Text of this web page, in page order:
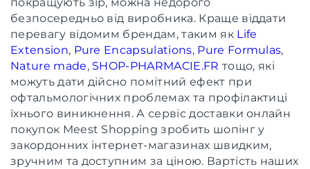
покращують зір, можна недорого
безпосередньо від виробника. Краще віддати
перевагу відомим брендам, таким як Life
Extension, Pure Encapsulations, Pure Formulas,
Nature made, SHOP-PHARMACIE.FR тощо, які
можуть дати дійсно помітний ефект при
офтальмологічних проблемах та профілактиці
їхнього виникнення. А сервіс доставки онлайн
покупок Meest Shopping зробить шопінг у
закордонних інтернет-магазинах швидким,
зручним та доступним за ціною. Вартість наших